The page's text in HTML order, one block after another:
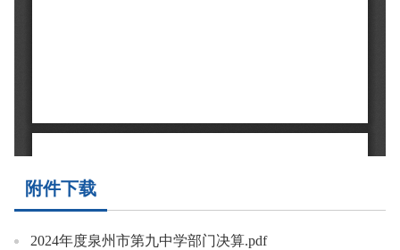
附件下载
2024年度泉州市第九中学部门决算.pdf